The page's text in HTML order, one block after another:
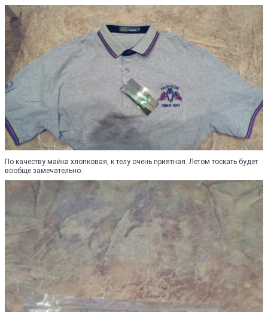
По качеству майка хлопковая, к телу очень приятная. Летом тоскать будет
вообще замечательно.